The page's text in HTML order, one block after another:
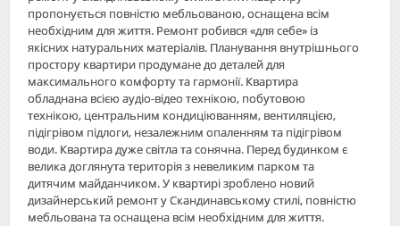
пропонується повністю мебльованою, оснащена всім
необхідним для життя. Ремонт робився «для себе» із
якісних натуральних матеріалів. Планування внутрішнього
простору квартири продумане до деталей для
максимального комфорту та гармонії. Квартира
обладнана всією аудіо-відео технікою, побутовою
технікою, центральним кондиціюванням, вентиляцією,
підігрівом підлоги, незалежним опаленням та підігрівом
води. Квартира дуже світла та сонячна. Перед будинком є ​​
велика доглянута територія з невеликим парком та
дитячим майданчиком. У квартирі зроблено новий
дизайнерський ремонт у Скандинавському стилі, повністю
мебльована та оснащена всім необхідним для життя.